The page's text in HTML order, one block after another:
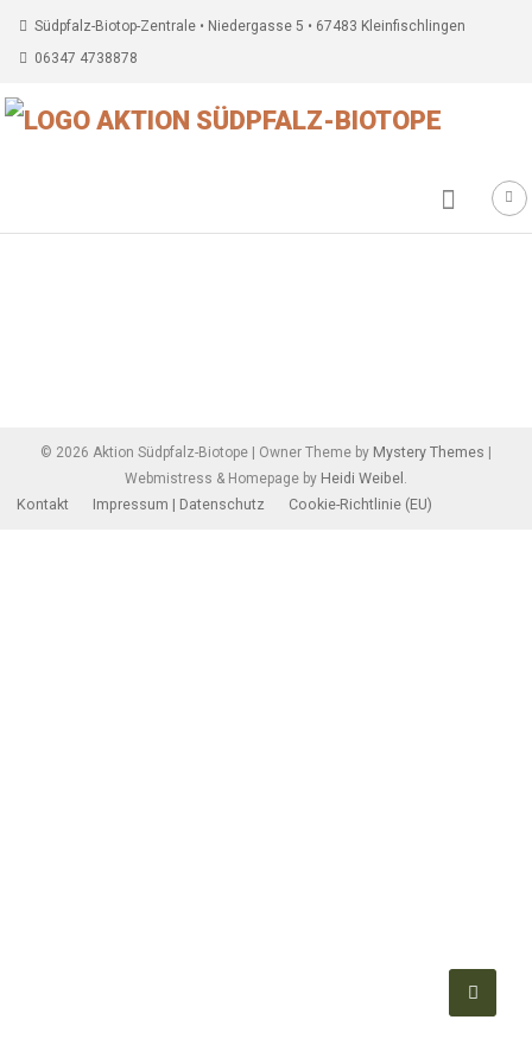
Südpfalz-Biotop-Zentrale • Niedergasse 5 • 67483 Kleinfischlingen
06347 4738878
© 2026 Aktion Südpfalz-Biotope Owner Theme by Mystery Themes
Webmistress & Homepage by Heidi Weibel .
Kontakt Impressum | Datenschutz Cookie-Richtlinie (EU)